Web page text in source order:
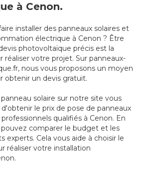
à Cenon.
installer des panneaux solaires et
électrique à Cenon ? Être
photovoltaïque précis est la
réaliser votre projet. Sur panneaux-
nous vous proposons un moyen
obtenir un devis gratuit.
solaire sur notre site vous
le prix de pose de panneaux
qualifiés à Cenon. En
pouvez comparer le budget et les
experts. Cela vous aide à choisir le
réaliser votre installation